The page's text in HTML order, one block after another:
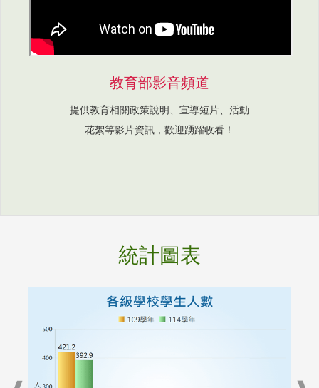
教育部影音頻道
提供教育相關政策說明、宣導短片、活動
花絮等影片資訊，歡迎踴躍收看！
統計圖表